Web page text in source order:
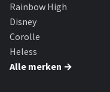
Rainbow High
Disney
Corolle
Heless
Alle merken →